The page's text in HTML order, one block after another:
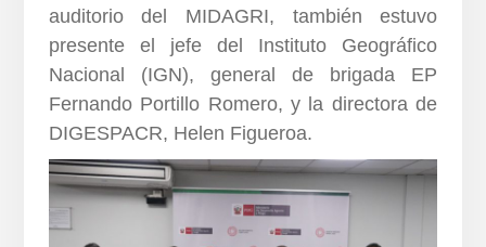
auditorio del MIDAGRI, también estuvo
presente el jefe del Instituto Geográfico
Nacional (IGN), general de brigada EP
Fernando Portillo Romero, y la directora de
DIGESPACR, Helen Figueroa.